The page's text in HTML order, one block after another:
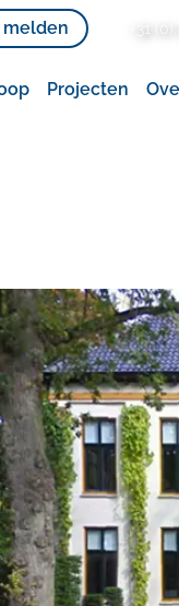
melden
Projecten